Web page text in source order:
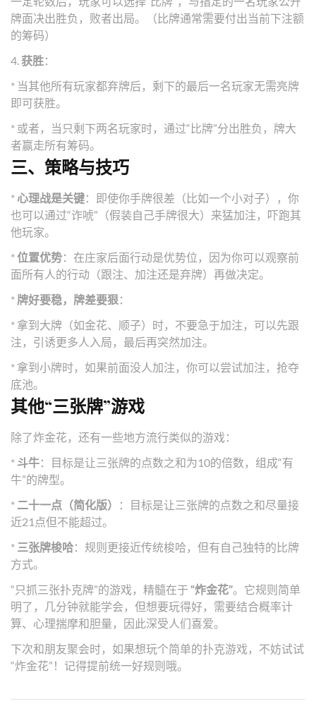
牌面决出胜负，败者出局。（比牌通常需要付出当前下注额
的筹码）
4.获胜：
* 当其他所有玩家都弃牌后，剩下的最后一名玩家无需亮牌
即可获胜。
* 或者，当只剩下两名玩家时，通过“比牌”分出胜负，牌大
者赢走所有筹码。
三、策略与技巧
* 心理战是关键：即使你手牌很差（比如一个小对子），你
也可以通过“诈唬”（假装自己手牌很大）来猛加注，吓跑其
他玩家。
*位置优势：在庄家后面行动是优势位，因为你可以观察前
面所有人的行动（跟注、加注还是弃牌）再做决定。
* 牌好要稳，牌差要狠：
* 拿到大牌（如金花、顺子）时，不要急于加注，可以先跟
注，引诱更多人入局，最后再突然加注。
* 拿到小牌时，如果前面没人加注，你可以尝试加注，抢夺
底池。
其他“三张牌”游戏
除了炸金花，还有一些地方流行类似的游戏：
* 斗牛：目标是让三张牌的点数之和为10的倍数，组成“有
牛”的牌型。
* 二十一点（简化版）
：目标是让三张牌的点数之和尽量接
近21点但不能超过。
* 三张牌梭哈：规则更接近传统梭哈，但有自己独特的比牌
方式。
“只抓三张扑克牌”的游戏，精髓在于 “炸金花”。它规则简单
明了，几分钟就能学会，但想要玩得好，需要结合概率计
算、心理揣摩和胆量，因此深受人们喜爱。
下次和朋友聚会时，如果想玩个简单的扑克游戏，不妨试试
“炸金花”！记得提前统一好规则哦。